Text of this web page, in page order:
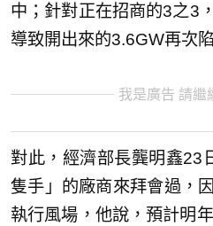
中；針對正在招商的3之3
導致開出來的3.6GW再次
我是廣告 請繼
對此，經濟部長龔明鑫23
隻手」的廠商來拜會過，
執行風場，他說，預計明